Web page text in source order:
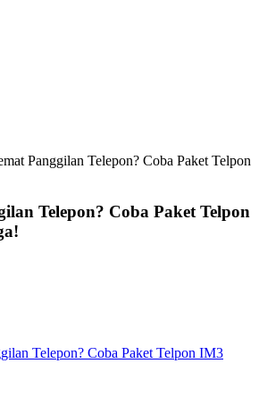
Panggilan Telepon? Coba Paket Telpon
Telepon? Coba Paket Telpon
Telepon? Coba Paket Telpon IM3